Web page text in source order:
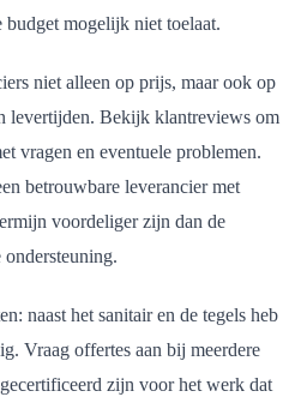
budget mogelijk niet toelaat.
niet alleen op prijs, maar ook op
levertijden. Bekijk klantreviews om
vragen en eventuele problemen.
betrouwbare leverancier met
voordeliger zijn dan de
ondersteuning.
naast het sanitair en de tegels heb
Vraag offertes aan bij meerdere
zijn voor het werk dat